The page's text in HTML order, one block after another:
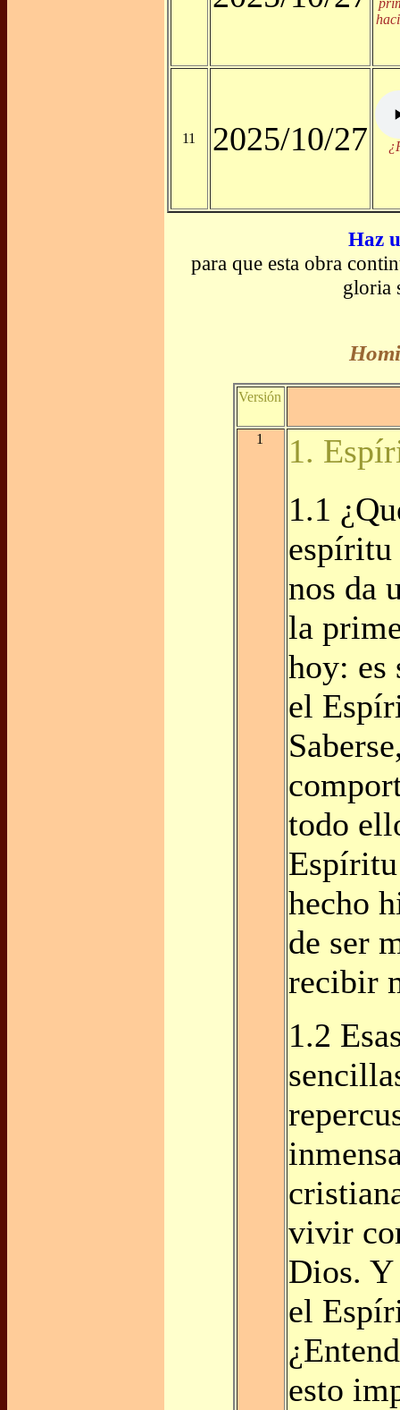
11 2025/10/27
Haz
para que esta obra
gloria
Versión
1
1.
1.1
espíritu
nos da
la
hoy: es
el
todo
hecho
de ser
recibir
1.2
vivir
Dios. Y
el
esto